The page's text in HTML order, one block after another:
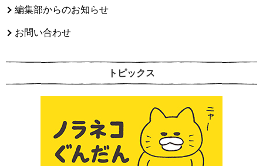
編集部からのお知らせ
お問い合わせ
トピックス